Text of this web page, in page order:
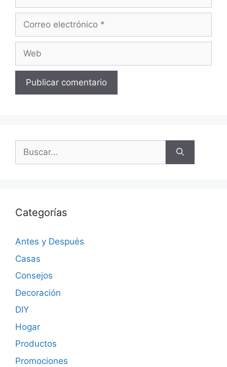
Categorías
Antes y Después
Casas
Consejos
Decoración
DIY
Hogar
Productos
Promociones